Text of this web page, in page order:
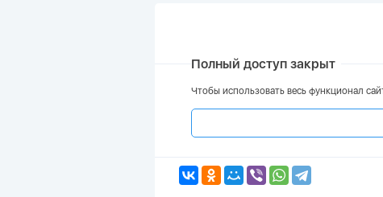
Полный доступ закрыт
Чтобы использовать весь функционал